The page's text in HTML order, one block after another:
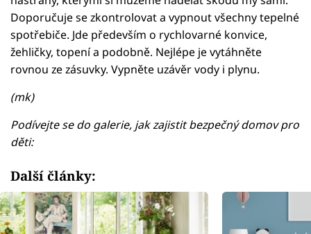
Doporučuje se zkontrolovat a vypnout všechny tepelné
spotřebiče. Jde především o rychlovarné konvice,
žehličky, topení a podobně. Nejlépe je vytáhněte
rovnou ze zásuvky. Vypněte uzávěr vody i plynu.
(mk)
Podívejte se do galerie, jak zajistit bezpečný domov pro
děti:
Další články: